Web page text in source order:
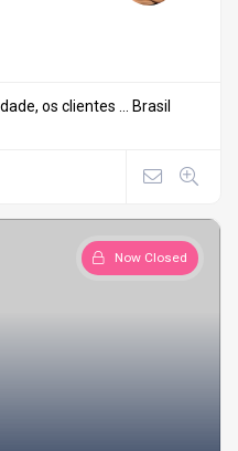
os clientes ...
Brasil
Now Closed